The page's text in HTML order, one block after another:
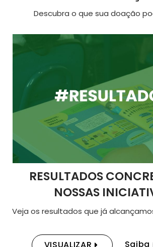
Descubra o que sua doação
RESULTADOS
NOSSAS
Veja os resultados que já
Saiba